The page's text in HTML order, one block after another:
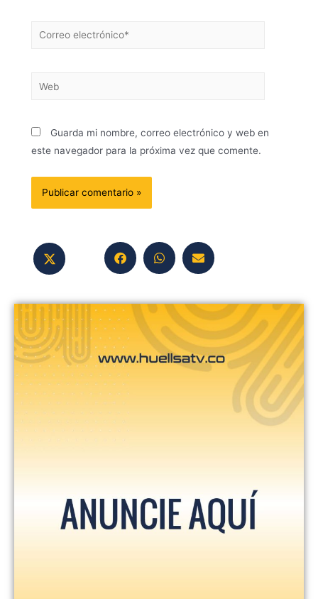
Guarda mi nombre, correo electrónico y web en
este navegador para la próxima vez que comente.